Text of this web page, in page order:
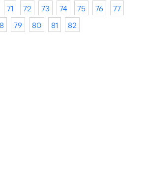
71 72 73 74 75 76
77
79 80 81 82